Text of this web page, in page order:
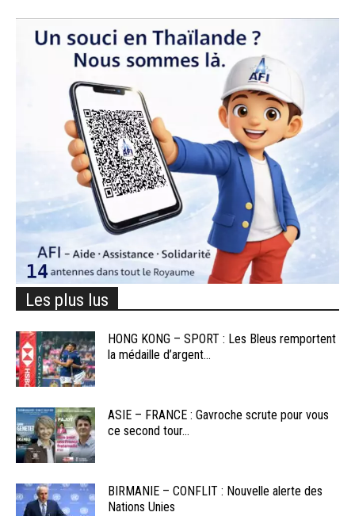
Les plus lus
HONG KONG – SPORT : Les Bleus remportent
la médaille d’argent...
ASIE – FRANCE : Gavroche scrute pour vous
ce second tour...
BIRMANIE – CONFLIT : Nouvelle alerte des
Nations Unies